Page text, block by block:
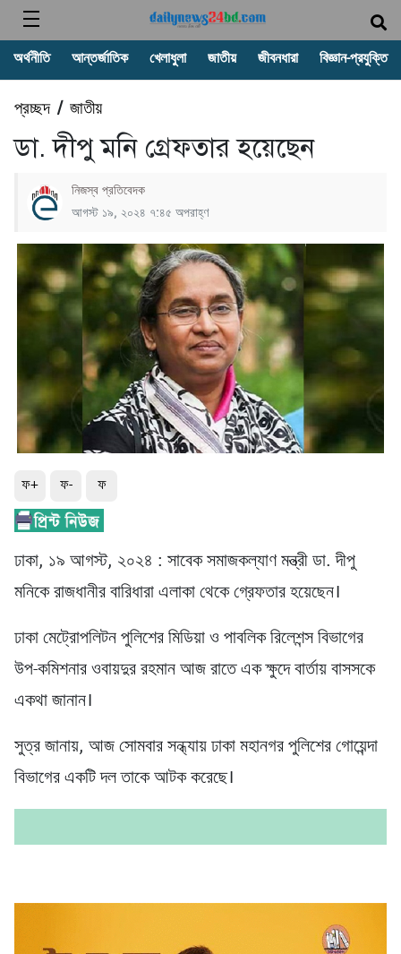
অর্থনীতি আন্তর্জাতিক খেলাধুলা জাতীয় জীবনধারা বিজ্ঞান-প্রযুক্তি
প্রচ্ছদ/ জাতীয়
ডা. দীপু মনি গ্রেফতার হয়েছেন
নিজস্ব প্রতিবেদক
আগস্ট ১৯, ২০২৪ ৭:৪৫ অপরাহ্ণ
ফ+ ফ- ফ
ঢাকা, ১৯ আগস্ট, ২০২৪ : সাবেক সমাজকল্যাণ মন্ত্রী ডা. দীপু
মনিকে রাজধানীর বারিধারা এলাকা থেকে গ্রেফতার হয়েছেন।
ঢাকা মেট্রোপলিটন পুলিশের মিডিয়া ও পাবলিক রিলেশন্স বিভাগের
উপ-কমিশনার ওবায়দুর রহমান আজ রাতে এক ক্ষুদে বার্তায় বাসসকে
একথা জানান।
সুত্র জানায়, আজ সোমবার সন্ধ্যায় ঢাকা মহানগর পুলিশের গোয়েন্দা
বিভাগের একটি দল তাকে আটক করেছে।